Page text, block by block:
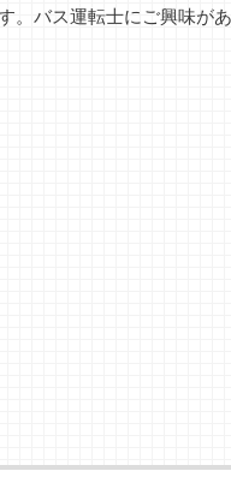
。バス運転士にご興味が